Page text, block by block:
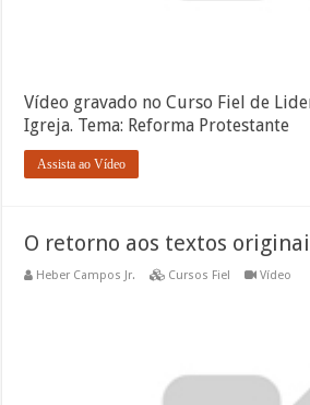
Vídeo gravado no Curso Fiel de
Igreja. Tema: Reforma Protestante
Assista ao Vídeo
O retorno aos textos
Heber Campos Jr. Cursos Fiel Vídeo